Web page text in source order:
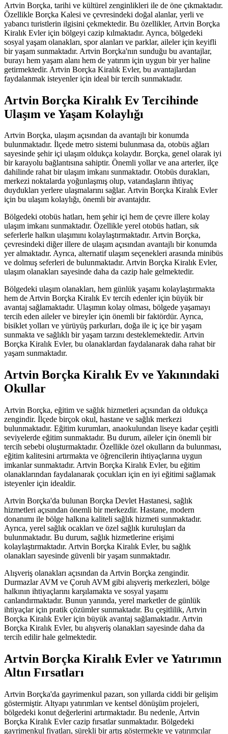
Artvin Borçka, tarihi ve kültürel zenginlikleri ile de öne çıkmaktadır.
Özellikle Borçka Kalesi ve çevresindeki doğal alanlar, yerli ve
yabancı turistlerin ilgisini çekmektedir. Bu özellikler, Artvin Borçka
Kiralık Evler için bölgeyi cazip kılmaktadır. Ayrıca, bölgedeki
sosyal yaşam olanakları, spor alanları ve parklar, aileler için keyifli
bir yaşam sunmaktadır. Artvin Borçka'nın sunduğu bu avantajlar,
burayı hem yaşam alanı hem de yatırım için uygun bir yer haline
getirmektedir. Artvin Borçka Kiralık Evler, bu avantajlardan
faydalanmak isteyenler için ideal bir tercih sunmaktadır.
Artvin Borçka Kiralık Ev Tercihinde
Ulaşım ve Yaşam Kolaylığı
Artvin Borçka, ulaşım açısından da avantajlı bir konumda
bulunmaktadır. İlçede metro sistemi bulunmasa da, otobüs ağları
sayesinde şehir içi ulaşım oldukça kolaydır. Borçka, genel olarak iyi
bir karayolu bağlantısına sahiptir. Önemli yollar ve ana arterler, ilçe
dahilinde rahat bir ulaşım imkanı sunmaktadır. Otobüs durakları,
merkezi noktalarda yoğunlaşmış olup, vatandaşların ihtiyaç
duydukları yerlere ulaşmalarını sağlar. Artvin Borçka Kiralık Evler
için bu ulaşım kolaylığı, önemli bir avantajdır.
Bölgedeki otobüs hatları, hem şehir içi hem de çevre illere kolay
ulaşım imkanı sunmaktadır. Özellikle yerel otobüs hatları, sık
seferlerle halkın ulaşımını kolaylaştırmaktadır. Artvin Borçka,
çevresindeki diğer illere de ulaşım açısından avantajlı bir konumda
yer almaktadır. Ayrıca, alternatif ulaşım seçenekleri arasında minibüs
ve dolmuş seferleri de bulunmaktadır. Artvin Borçka Kiralık Evler,
ulaşım olanakları sayesinde daha da cazip hale gelmektedir.
Bölgedeki ulaşım olanakları, hem günlük yaşamı kolaylaştırmakta
hem de Artvin Borçka Kiralık Ev tercih edenler için büyük bir
avantaj sağlamaktadır. Ulaşımın kolay olması, bölgede yaşamayı
tercih eden aileler ve bireyler için önemli bir faktördür. Ayrıca,
bisiklet yolları ve yürüyüş parkurları, doğa ile iç içe bir yaşam
sunmakta ve sağlıklı bir yaşam tarzını desteklemektedir. Artvin
Borçka Kiralık Evler, bu olanaklardan faydalanarak daha rahat bir
yaşam sunmaktadır.
Artvin Borçka Kiralık Ev ve Yakınındaki
Okullar
Artvin Borçka, eğitim ve sağlık hizmetleri açısından da oldukça
zengindir. İlçede birçok okul, hastane ve sağlık merkezi
bulunmaktadır. Eğitim kurumları, anaokulundan liseye kadar çeşitli
seviyelerde eğitim sunmaktadır. Bu durum, aileler için önemli bir
tercih sebebi oluşturmaktadır. Özellikle özel okulların da bulunması,
eğitim kalitesini artırmakta ve öğrencilerin ihtiyaçlarına uygun
imkanlar sunmaktadır. Artvin Borçka Kiralık Evler, bu eğitim
olanaklarından faydalanarak çocukları için en iyi eğitimi sağlamak
isteyenler için idealdir.
Artvin Borçka'da bulunan Borçka Devlet Hastanesi, sağlık
hizmetleri açısından önemli bir merkezdir. Hastane, modern
donanımı ile bölge halkına kaliteli sağlık hizmeti sunmaktadır.
Ayrıca, yerel sağlık ocakları ve özel sağlık kuruluşları da
bulunmaktadır. Bu durum, sağlık hizmetlerine erişimi
kolaylaştırmaktadır. Artvin Borçka Kiralık Evler, bu sağlık
olanakları sayesinde güvenli bir yaşam sunmaktadır.
Alışveriş olanakları açısından da Artvin Borçka zengindir.
Durmazlar AVM ve Çoruh AVM gibi alışveriş merkezleri, bölge
halkının ihtiyaçlarını karşılamakta ve sosyal yaşamı
canlandırmaktadır. Bunun yanında, yerel marketler de günlük
ihtiyaçlar için pratik çözümler sunmaktadır. Bu çeşitlilik, Artvin
Borçka Kiralık Evler için büyük avantaj sağlamaktadır. Artvin
Borçka Kiralık Evler, bu alışveriş olanakları sayesinde daha da
tercih edilir hale gelmektedir.
Artvin Borçka Kiralık Evler ve Yatırımın
Altın Fırsatları
Artvin Borçka'da gayrimenkul pazarı, son yıllarda ciddi bir gelişim
göstermiştir. Altyapı yatırımları ve kentsel dönüşüm projeleri,
bölgedeki konut değerlerini artırmaktadır. Bu nedenle, Artvin
Borçka Kiralık Evler cazip fırsatlar sunmaktadır. Bölgedeki
gayrimenkul fiyatları, sürekli bir artış göstermekte ve yatırımcılar